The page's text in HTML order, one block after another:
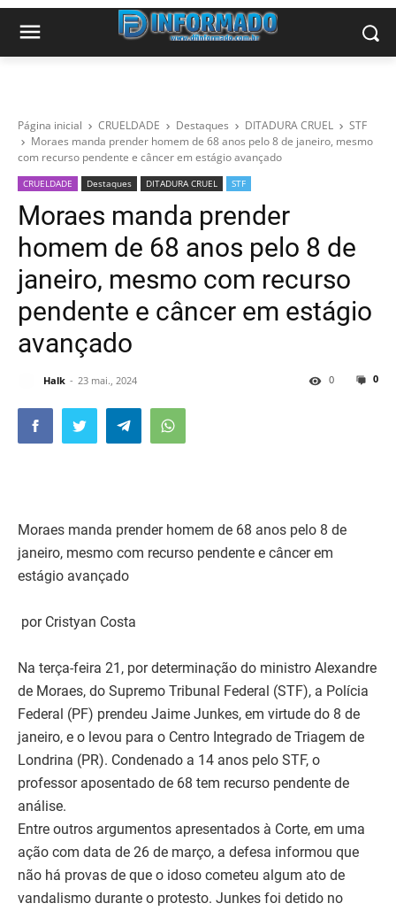
Página inicial CRUELDADE Destaques DITADURA CRUEL
STF
Moraes manda prender homem de 68 anos pelo 8 de janeiro, mesmo
com recurso pendente e câncer em estágio avançado
CRUELDADE Destaques DITADURA CRUEL STF
Moraes manda prender
homem de 68 anos pelo 8 de
janeiro, mesmo com recurso
pendente e câncer em estágio
avançado
Halk 23 mai., 2024 0
0
Moraes manda prender homem de 68 anos pelo 8 de
janeiro, mesmo com recurso pendente e câncer em
estágio avançado
por Cristyan Costa
Na terça-feira 21, por determinação do ministro Alexandre
de Moraes, do Supremo Tribunal Federal (STF), a Polícia
Federal (PF) prendeu Jaime Junkes, em virtude do 8 de
janeiro, e o levou para o Centro Integrado de Triagem de
Londrina (PR). Condenado a 14 anos pelo STF, o
professor aposentado de 68 tem recurso pendente de
análise.
Entre outros argumentos apresentados à Corte, em uma
ação com data de 26 de março, a defesa informou que
não há provas de que o idoso cometeu algum ato de
vandalismo durante o protesto. Junkes foi detido no